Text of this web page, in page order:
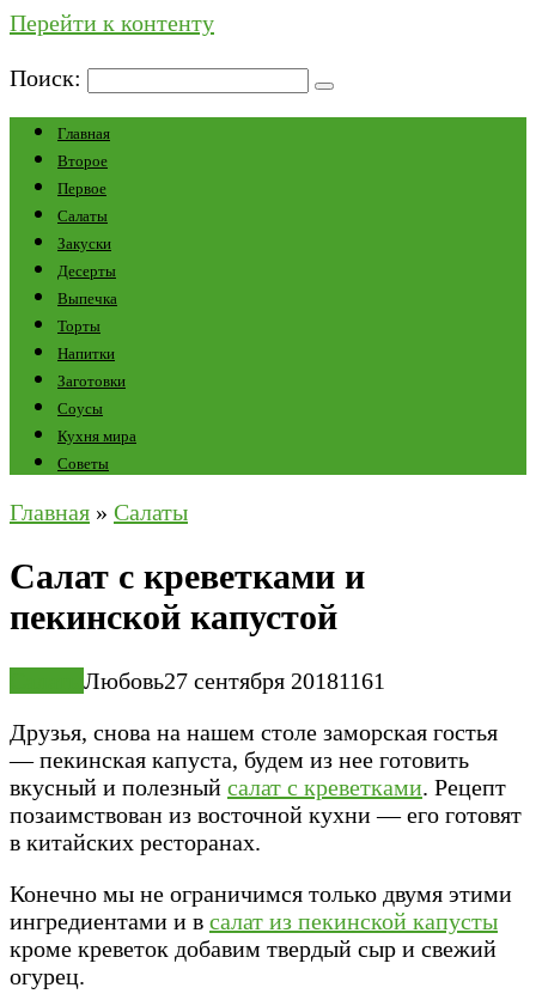
Перейти к контенту
Поиск:
Главная
Второе
Первое
Салаты
Закуски
Десерты
Выпечка
Торты
Напитки
Заготовки
Соусы
Кухня мира
Советы
Главная » Салаты
Салат с креветками и
пекинской капустой
Любовь27 сентября 20181161
Друзья, снова на нашем столе заморская гостья
— пекинская капуста, будем из нее готовить
вкусный и полезный салат с креветками. Рецепт
позаимствован из восточной кухни — его готовят
в китайских ресторанах.
Конечно мы не ограничимся только двумя этими
ингредиентами и в салат из пекинской капусты
кроме креветок добавим твердый сыр и свежий
огурец.